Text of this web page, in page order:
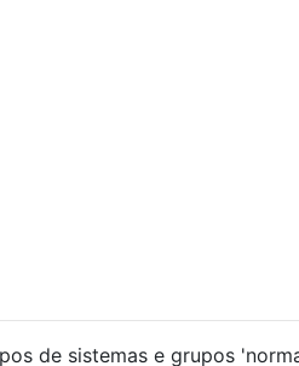
de sistemas e grupos